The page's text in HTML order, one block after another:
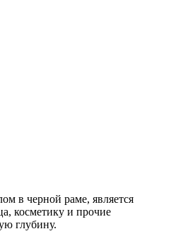
в черной раме, является
косметику и прочие
глубину.